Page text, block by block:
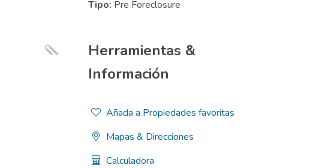
Tipo: Pre Foreclosure
Herramientas &
Información
Añada a Propiedades favoritas
Mapas & Direcciones
Calculadora